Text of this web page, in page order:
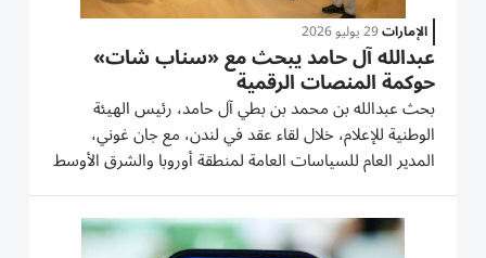
الإمارات29 يوليو 2026
عبدالله آل حامد يبحث مع «سناب شات»
حوكمة المنصات الرقمية
بحث عبدالله بن محمد بن بطي آل حامد، رئيس الهيئة
الوطنية للإعلام، خلال لقاء عقد في لندن، مع جان غوني،
المدير العام للسياسات العامة لمنطقة أوروبا والشرق الأوسط
وإفريقيا في شركة «سناب شات»، سبل تعزيز التعاون في
مجالات السلامة الرقمية، وحوكمة المنصات، وتطوير بيئة
إعلامية...